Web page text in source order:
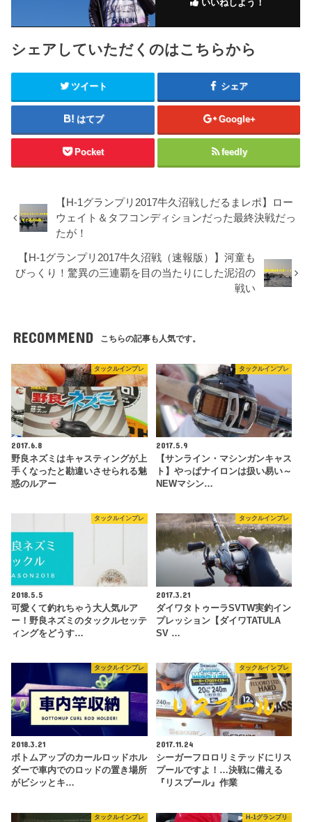
いいねしよう！
シェアしていただくのはこちらから
ツイート シェア
はてブ Google+
Pocket feedly
【H-1グランプリ2017牛久沼戦しだるまレポ】ロー
ウェイト＆タフコンディションだった最終決戦だっ
たが！
【H-1グランプリ2017牛久沼戦（速報版）】河童も
びっくり！驚異の三連覇を目の当たりにした泥沼の
戦い
RECOMMEND こちらの記事も人気です。
タックルインプレ
2017.6.8
野良ネズミはキャスティングが上
手くなったと勘違いさせられる魅
惑のルアー
タックルインプレ
2017.5.9
【サンライン・マシンガンキャス
ト】やっぱナイロンは扱い易い～
NEWマシン…
タックルインプレ
2018.5.5
可愛くて釣れちゃう大人気ルア
ー！野良ネズミのタックルセッテ
ィングをどうす…
タックルインプレ
2017.3.21
ダイワタトゥーラSVTW実釣イン
プレッション【ダイワTATULA
SV …
タックルインプレ
2018.3.21
ボトムアップのカールロッドホル
ダーで車内でのロッドの置き場所
がビシッとキ…
タックルインプレ
2017.11.24
シーガーフロロリミテッドにリス
プールですよ！…決戦に備える
『リスプール』作業
タックルインプレ H-1グランプリ